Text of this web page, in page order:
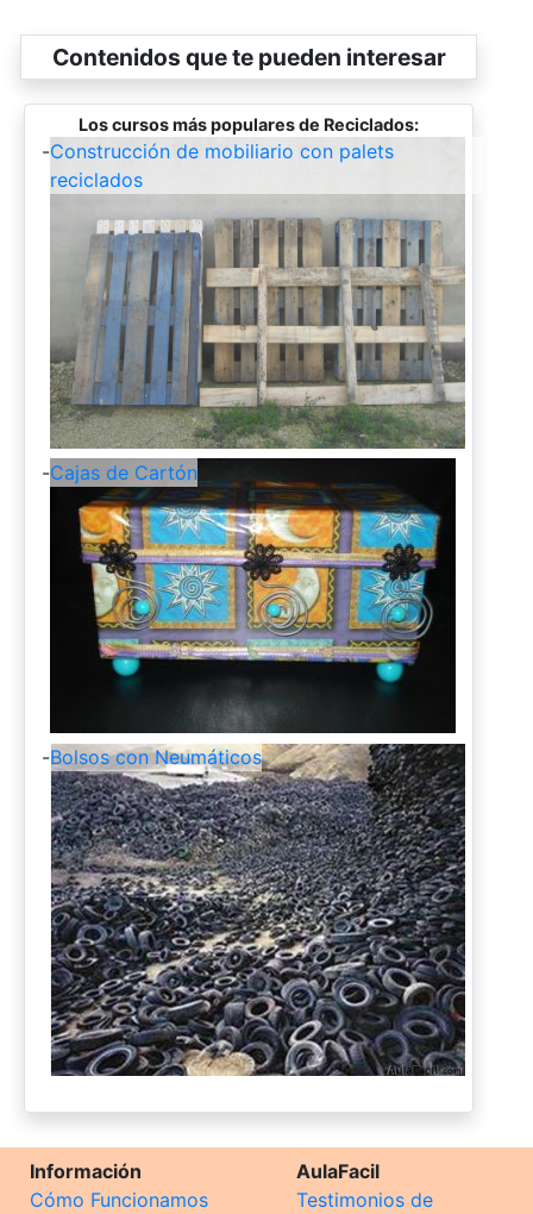
Contenidos que te pueden interesar
Los cursos más populares de Reciclados:
-Construcción de mobiliario con palets
reciclados
-Cajas de Cartón
-Bolsos con Neumáticos
Información
Cómo Funcionamos
AulaFacil
Testimonios de